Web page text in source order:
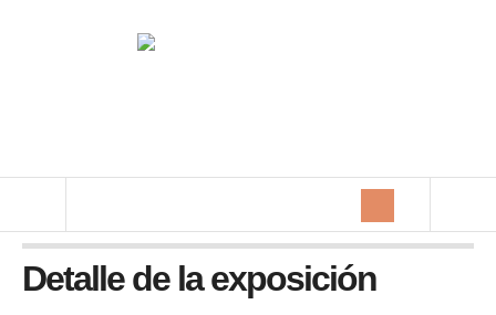
Detalle de la exposición